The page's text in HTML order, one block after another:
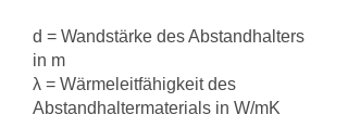
d = Wandstärke des Abstandhalters
in m
λ = Wärmeleitfähigkeit des
Abstandhaltermaterials in W/mK